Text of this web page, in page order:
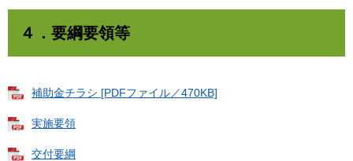
４．要綱要領等
補助金チラシ [PDFファイル／470KB]
実施要領
交付要綱